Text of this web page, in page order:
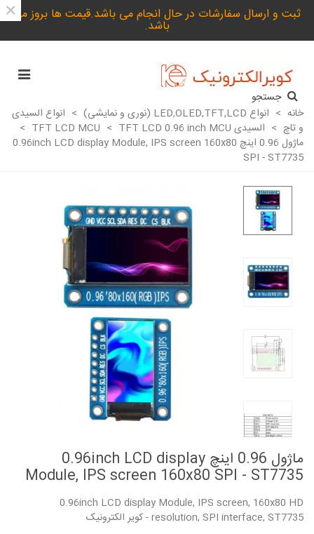
ثبت و ارسال سفارشات در حال انجام می باشد.قیمت ها بروز می
باشد.
×
جستجو
خانه > انواع LED,OLED,TFT,LCD (نوری و نمایشی) > انواع السیدی
و تاچ > السیدی TFT LCD MCU > TFT LCD 0.96 inch MCU
>
ماژول 0.96 اینچ 0.96inch LCD display Module, IPS screen 160x80
SPI - ST7735
ماژول 0.96 اینچ 0.96inch LCD display
Module, IPS screen 160x80 SPI - ST7735
0.96inch LCD display Module, IPS screen, 160x80 HD
resolution, SPI interface, ST7735 - کویر الکترونیک